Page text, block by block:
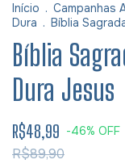
Início . Campanhas
Dura . Bíblia
Bíblia
Dura Jesus
R$48,99 -46% OFF
R$89,90